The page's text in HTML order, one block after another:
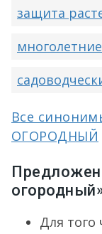
защита
Все
ОГОРОДНЫЙ
Для того